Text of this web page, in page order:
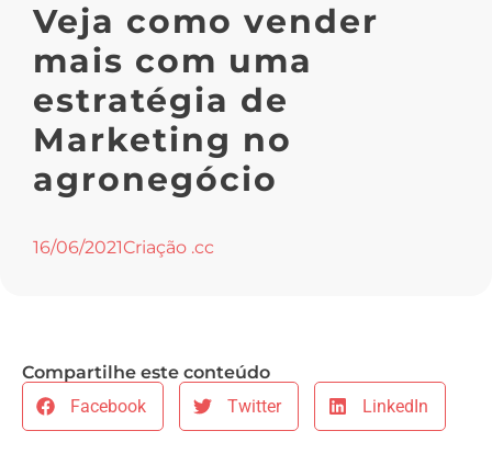
Veja como vender
mais com uma
estratégia de
Marketing no
agronegócio
16/06/2021Criação .cc
Compartilhe este conteúdo
Facebook
Twitter LinkedIn